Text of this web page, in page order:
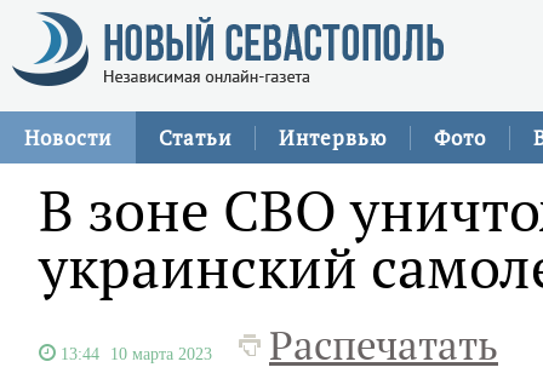
Новости Статьи Интервью Фото
В зоне СВО
украинский
13:44 10 марта 2023 Распечатать